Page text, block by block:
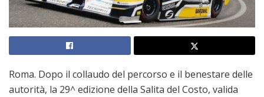
Roma. Dopo il collaudo del percorso e il benestare delle
autorità, la 29^ edizione della Salita del Costo, valida